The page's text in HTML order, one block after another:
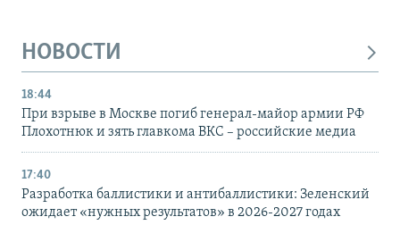
НОВОСТИ
18:44
При взрыве в Москве погиб генерал-майор армии РФ
Плохотнюк и зять главкома ВКС – российские медиа
17:40
Разработка баллистики и антибаллистики: Зеленский
ожидает «нужных результатов» в 2026-2027 годах